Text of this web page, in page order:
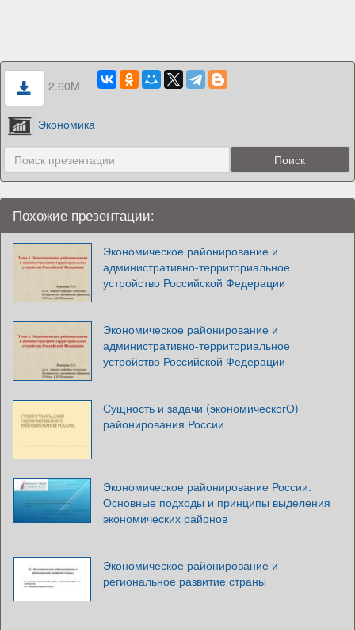
2.60M
Экономика
Похожие презентации:
Экономическое районирование и
административно-территориальное
устройство Российской Федерации
Экономическое районирование и
административно-территориальное
устройство Российской Федерации
Сущность и задачи (экономическогО)
районирования России
Экономическое районирование России.
Основные подходы и принципы выделения
экономических районов
Экономическое районирование и
региональное развитие страны